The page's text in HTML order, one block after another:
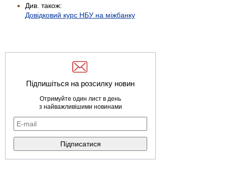
Див. також:
Довідковий курс НБУ на міжбанку
Підпишіться на розсилку новин
Отримуйте один лист в день
з найважливішими новинами